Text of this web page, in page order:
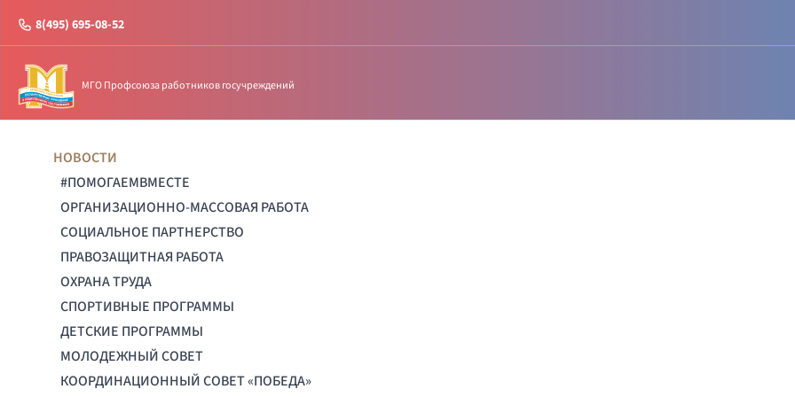
8(495) 695-08-52
МГО Профсоюза работников госучреждений
НОВОСТИ
#ПОМОГАЕМВМЕСТЕ
ОРГАНИЗАЦИОННО-МАССОВАЯ РАБОТА
СОЦИАЛЬНОЕ ПАРТНЕРСТВО
ПРАВОЗАЩИТНАЯ РАБОТА
ОХРАНА ТРУДА
СПОРТИВНЫЕ ПРОГРАММЫ
ДЕТСКИЕ ПРОГРАММЫ
МОЛОДЕЖНЫЙ СОВЕТ
КООРДИНАЦИОННЫЙ СОВЕТ «ПОБЕДА»